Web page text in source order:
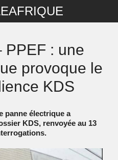
PPEF : une
provoque le
KDS
panne électrique a
KDS, renvoyée au 13